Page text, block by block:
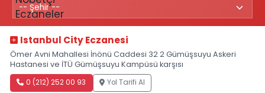
Istanbul City Eczanesi
Ömer Avni Mahallesi İnönü Caddesi 32 2 Gümüşsuyu Askeri
Hastanesi ve İTÜ Gümüşsuyu Kampüsü karşısı
0 (212) 252 00 93 Yol Tarifi Al